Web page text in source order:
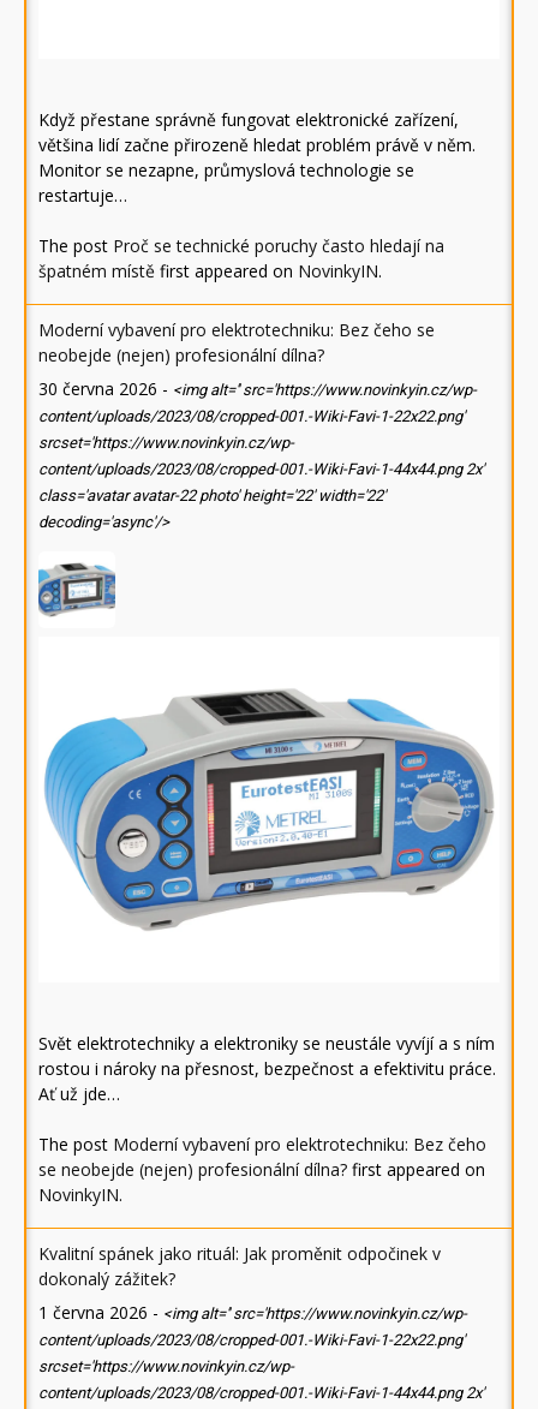
Když přestane správně fungovat elektronické zařízení,
většina lidí začne přirozeně hledat problém právě v něm.
Monitor se nezapne, průmyslová technologie se
restartuje…
The post Proč se technické poruchy často hledají na
špatném místě first appeared on NovinkyIN.
Moderní vybavení pro elektrotechniku: Bez čeho se
neobejde (nejen) profesionální dílna?
30 června 2026 - <img alt='' src='https://www.novinkyin.cz/wp-
content/uploads/2023/08/cropped-001.-Wiki-Favi-1-22x22.png'
srcset='https://www.novinkyin.cz/wp-
content/uploads/2023/08/cropped-001.-Wiki-Favi-1-44x44.png 2x'
class='avatar avatar-22 photo' height='22' width='22'
decoding='async'/>
Svět elektrotechniky a elektroniky se neustále vyvíjí a s ním
rostou i nároky na přesnost, bezpečnost a efektivitu práce.
Ať už jde…
The post Moderní vybavení pro elektrotechniku: Bez čeho
se neobejde (nejen) profesionální dílna? first appeared on
NovinkyIN.
Kvalitní spánek jako rituál: Jak proměnit odpočinek v
dokonalý zážitek?
1 června 2026 - <img alt='' src='https://www.novinkyin.cz/wp-
content/uploads/2023/08/cropped-001.-Wiki-Favi-1-22x22.png'
srcset='https://www.novinkyin.cz/wp-
content/uploads/2023/08/cropped-001.-Wiki-Favi-1-44x44.png 2x'